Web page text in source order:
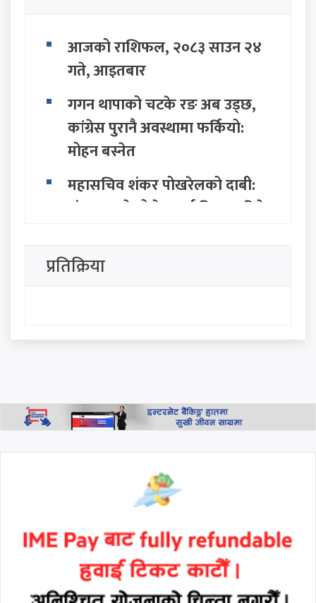
आजको राशिफल, २०८३ साउन २४
गते, आइतबार
गगन थापाको चटके रङ अब उड्छ,
कांग्रेस पुरानै अवस्थामा फर्कियो:
मोहन बस्नेत
महासचिव शंकर पोखरेलको दाबी:
संकटमा परेको देशलाई निकास दिने
सत्ता राजनीतिमा नयाँ तरंग: २८ बुँदे
सिंहदरबार र बालुवाटारलाई रास्वपा
धेरै टाढा हुने छैनन्"
प्रतिक्रिया